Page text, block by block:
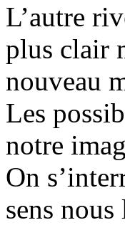
L’autre
plus clair
nouveau
Les
notre
On
sens